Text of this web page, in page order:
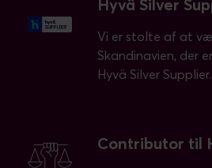
Hyvä Silver
Vi er stolte af at
Skandinavien, der
Hyvä Silver Supplier.
Contributor til